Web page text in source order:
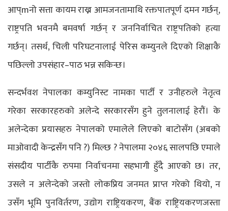
आप्mनो सत्ता कायम राख्न आमजनतामाथि रक्तपातपूर्ण दमन गर्छन्,
राष्ट्रपति भवनमै बमवर्षा गर्छन् र जननिर्वाचित राष्ट्रपतिको हत्या
गर्छन्। तसर्थ, चिली परिघटनालाई पेरिस कम्युनले दिएको शिक्षाकै
पछिल्लो उपसंहार–पाठ भन्न सकिन्छ।
सन्दर्भवश नेपालका कम्युनिस्ट नामका पार्टी र उनीहरुले नेतृत्व
गरेका सरकारहरुको अलेन्दे सरकारसँग हुने तुलनालाई हेरौं। के
अलेन्देका प्रयासहरु नेपालको एमालेले लिएको बाटोसँग (अबको
माओवादी केन्द्रसँग पनि ?) मिल्छ ? नेपालमा २०४६ सालपछि एमाले
संसदीय पार्टीकै रुपमा निर्वाचनमा सहभागी हुँदै आएको छ। तर,
उसले न अलेन्देको जस्तो लोकप्रिय जनमत प्राप्त गरेको थियो, न
उसँग भूमि पुनविर्तरण, उद्योग राष्ट्रियकरण, बैंक राष्ट्रियकरणजस्ता